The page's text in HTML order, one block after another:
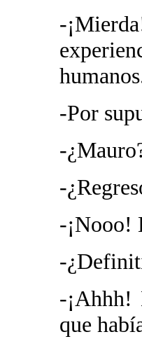
-
-Por
-
-
-¡Nooo!
-
-¡Ahhh!
que